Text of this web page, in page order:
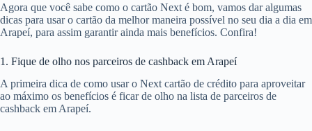
Agora que você sabe como o cartão Next é bom, vamos dar algumas
dicas para usar o cartão da melhor maneira possível no seu dia a dia em
Arapeí, para assim garantir ainda mais benefícios. Confira!
1. Fique de olho nos parceiros de cashback em Arapeí
A primeira dica de como usar o Next cartão de crédito para aproveitar
ao máximo os benefícios é ficar de olho na lista de parceiros de
cashback em Arapeí.